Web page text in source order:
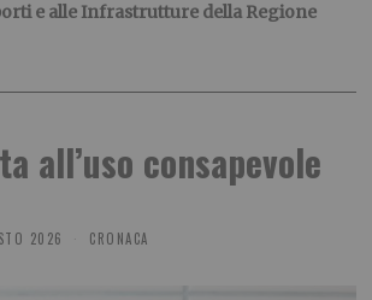
e alle Infrastrutture della Regione
all’uso consapevole
2026 CRONACA